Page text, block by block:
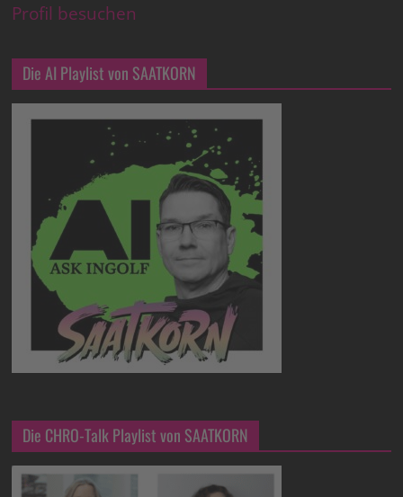
Profil besuchen
Die AI Playlist von SAATKORN
Die CHRO-Talk Playlist von SAATKORN